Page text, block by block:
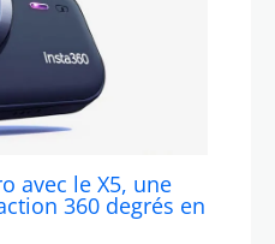
avec le X5, une
360 degrés en